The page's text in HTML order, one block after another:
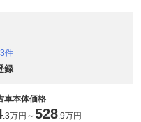
件
録
車本体価格
.3万円 ～528.9万円